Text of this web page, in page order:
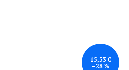
15,53 €
–28 %